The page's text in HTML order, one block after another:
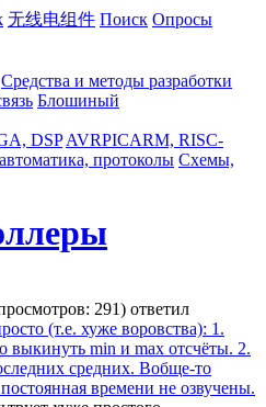
无线电组件 Поиск Опросы
Средства и методы разработки
Блошиный
DSP AVRPICARM, RISC-
протоколы Схемы,
291) ответил
(т.е. хуже воровства): 1.
выкинуть min и max отсчёты. 2.
средних. Вобще-то
времени не озвучены.